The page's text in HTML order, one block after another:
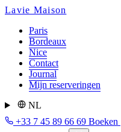
Lavie Maison
Paris
Bordeaux
Nice
Contact
Journal
Mijn reserveringen
NL
+33 7 45 89 66 69 Boeken